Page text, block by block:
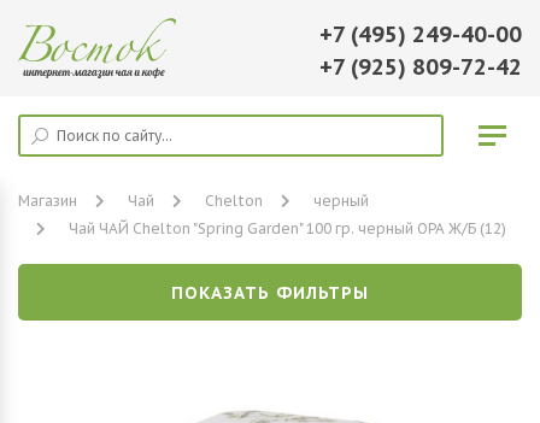
+7 (495) 249-40-00
+7 (925) 809-72-42
Магазин Чай Chelton
черный
Чай ЧАЙ Chelton "Spring Garden" 100 гр. черный ОРА Ж/Б (12)
ПОКАЗАТЬ ФИЛЬТРЫ